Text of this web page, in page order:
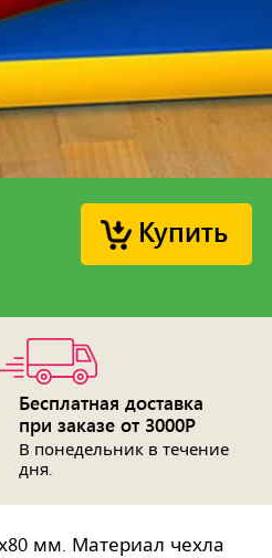
Купить
Бесплатная доставка
при заказе от 3000Р
В понедельник в течение
дня.
мм. Материал чехла